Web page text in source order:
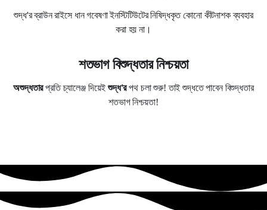
শুদ্ধ'র ব্রাউন রাইসে ধান গবেষণা ইনস্টিটিউটের নিষিদ্ধকৃত কোনো কীটনাশক ব্যবহার
করা হয় না।
শতভাগ বিশুদ্ধতার নিশ্চয়তা
অশুদ্ধতারপ্রতি চ্যালেঞ্জ দিয়েইশুদ্ধ'রপথ চলা শুরু! তাই শুদ্ধতে পাবেন বিশুদ্ধতার
শতভাগ নিশ্চয়তা!